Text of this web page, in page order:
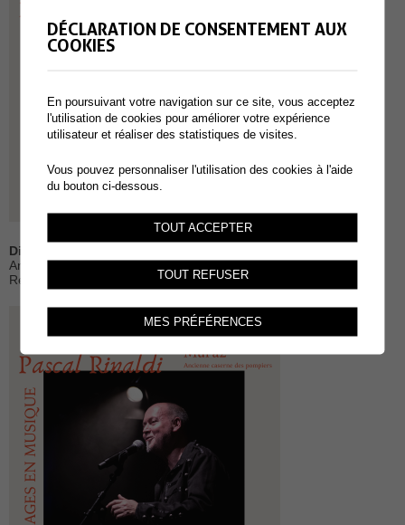
Dimanche
Ancienne caserne des pompiers, Rte des Brêches 70, Muraz
Restauration sur place (raclette) - Bar
DÉCLARATION DE CONSENTEMENT AUX
COOKIES
En poursuivant votre navigation sur ce site, vous acceptez
l'utilisation de cookies pour améliorer votre expérience
utilisateur et réaliser des statistiques de visites.
Vous pouvez personnaliser l'utilisation des cookies à l'aide
du bouton ci-dessous.
TOUT ACCEPTER
TOUT REFUSER
MES PRÉFÉRENCES